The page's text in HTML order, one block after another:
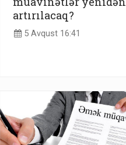
artırılacaq?
5 Avqust 16:41